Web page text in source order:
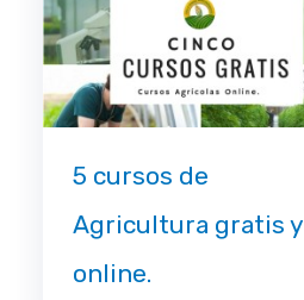
5 cursos de
Agricultura gratis y
online.